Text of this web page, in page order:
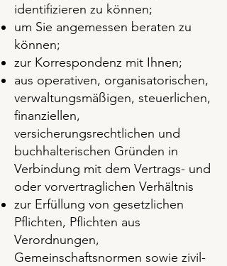
identifizieren zu können;
um Sie angemessen beraten zu
können;
zur Korrespondenz mit Ihnen;
aus operativen, organisatorischen,
verwaltungsmäßigen, steuerlichen,
finanziellen,
versicherungsrechtlichen und
buchhalterischen Gründen in
Verbindung mit dem Vertrags- und
oder vorvertraglichen Verhältnis
zur Erfüllung von gesetzlichen
Pflichten, Pflichten aus
Verordnungen,
Gemeinschaftsnormen sowie zivil-